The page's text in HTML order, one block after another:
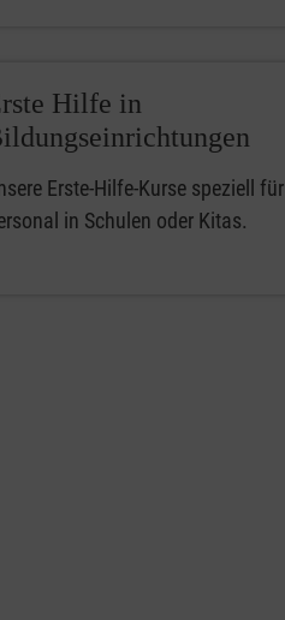
Hilfe in
Erste-Hilfe-Kurse speziell für
in Schulen oder Kitas.